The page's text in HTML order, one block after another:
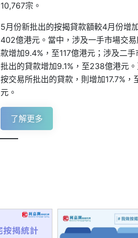
10,767宗。
5月份新批出的按揭貸款額較4月份增
402億港元。當中，涉及一手市場交
款增加9.4%，至117億港元；涉及二
批出的貸款增加9.1%，至238億港元
按交易所批出的貸款，則增加17.7%，
元。
了解更多